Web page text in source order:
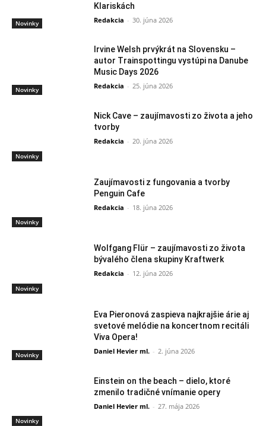
Novinky
Klariskách
Redakcia - 30. júna 2026
Novinky
Irvine Welsh prvýkrát na Slovensku –
autor Trainspottingu vystúpi na Danube
Music Days 2026
Redakcia - 25. júna 2026
Novinky
Nick Cave – zaujímavosti zo života a jeho
tvorby
Redakcia - 20. júna 2026
Novinky
Zaujímavosti z fungovania a tvorby
Penguin Cafe
Redakcia - 18. júna 2026
Novinky
Wolfgang Flür – zaujímavosti zo života
bývalého člena skupiny Kraftwerk
Redakcia - 12. júna 2026
Novinky
Eva Pieronová zaspieva najkrajšie árie aj
svetové melódie na koncertnom recitáli
Viva Opera!
Daniel Hevier ml. - 2. júna 2026
Novinky
Einstein on the beach – dielo, ktoré
zmenilo tradičné vnímanie opery
Daniel Hevier ml. - 27. mája 2026